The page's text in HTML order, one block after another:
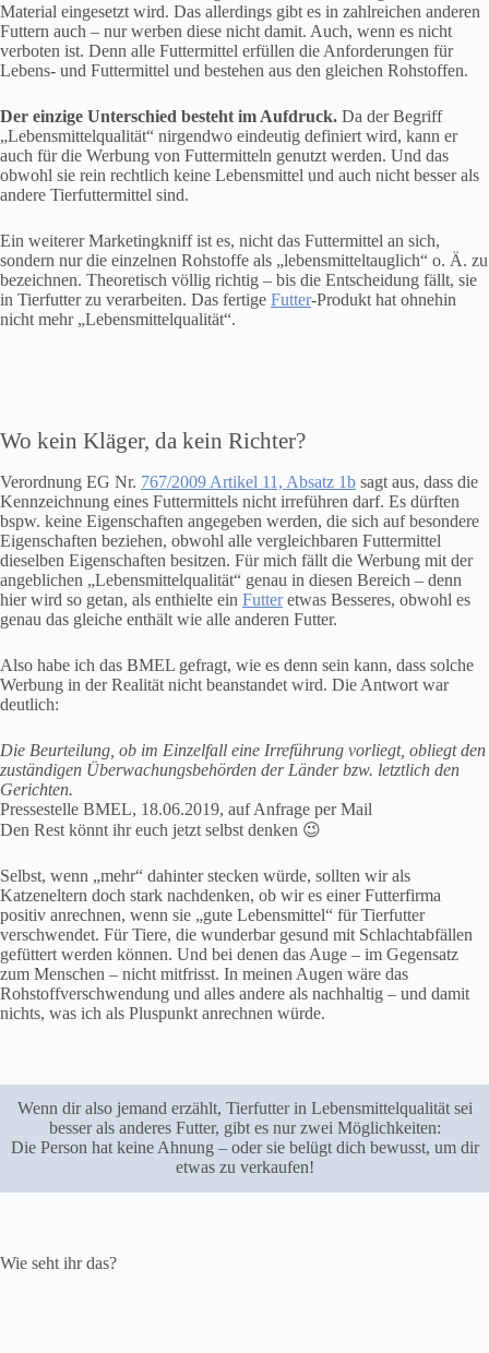
Material eingesetzt wird. Das allerdings gibt es in zahlreichen anderen
Futtern auch – nur werben diese nicht damit. Auch, wenn es nicht
verboten ist. Denn alle Futtermittel erfüllen die Anforderungen für
Lebens- und Futtermittel und bestehen aus den gleichen Rohstoffen.
Der einzige Unterschied besteht im Aufdruck. Da der Begriff
„Lebensmittelqualität“ nirgendwo eindeutig definiert wird, kann er
auch für die Werbung von Futtermitteln genutzt werden. Und das
obwohl sie rein rechtlich keine Lebensmittel und auch nicht besser als
andere Tierfuttermittel sind.
Ein weiterer Marketingkniff ist es, nicht das Futtermittel an sich,
sondern nur die einzelnen Rohstoffe als „lebensmitteltauglich“ o. Ä. zu
bezeichnen. Theoretisch völlig richtig – bis die Entscheidung fällt, sie
in Tierfutter zu verarbeiten. Das fertige Futter-Produkt hat ohnehin
nicht mehr „Lebensmittelqualität“.
Wo kein Kläger, da kein Richter?
Verordnung EG Nr. 767/2009 Artikel 11, Absatz 1b sagt aus, dass die
Kennzeichnung eines Futtermittels nicht irreführen darf. Es dürften
bspw. keine Eigenschaften angegeben werden, die sich auf besondere
Eigenschaften beziehen, obwohl alle vergleichbaren Futtermittel
dieselben Eigenschaften besitzen. Für mich fällt die Werbung mit der
angeblichen „Lebensmittelqualität“ genau in diesen Bereich – denn
hier wird so getan, als enthielte ein Futteretwas Besseres, obwohl es
genau das gleiche enthält wie alle anderen Futter.
Also habe ich das BMEL gefragt, wie es denn sein kann, dass solche
Werbung in der Realität nicht beanstandet wird. Die Antwort war
deutlich:
Die Beurteilung, ob im Einzelfall eine Irreführung vorliegt, obliegt den
zuständigen Überwachungsbehörden der Länder bzw. letztlich den
Gerichten.
Pressestelle BMEL, 18.06.2019, auf Anfrage per Mail
Den Rest könnt ihr euch jetzt selbst denken 😉
Selbst, wenn „mehr“ dahinter stecken würde, sollten wir als
Katzeneltern doch stark nachdenken, ob wir es einer Futterfirma
positiv anrechnen, wenn sie „gute Lebensmittel“ für Tierfutter
verschwendet. Für Tiere, die wunderbar gesund mit Schlachtabfällen
gefüttert werden können. Und bei denen das Auge – im Gegensatz
zum Menschen – nicht mitfrisst. In meinen Augen wäre das
Rohstoffverschwendung und alles andere als nachhaltig – und damit
nichts, was ich als Pluspunkt anrechnen würde.
Wenn dir also jemand erzählt, Tierfutter in Lebensmittelqualität sei
besser als anderes Futter, gibt es nur zwei Möglichkeiten:
Die Person hat keine Ahnung – oder sie belügt dich bewusst, um dir
etwas zu verkaufen!
Wie seht ihr das?